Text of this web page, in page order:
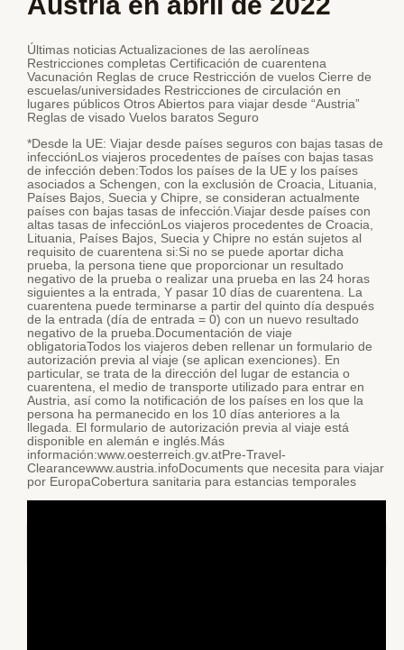
Últimas noticias Actualizaciones de las aerolíneas
Restricciones completas Certificación de cuarentena
Vacunación Reglas de cruce Restricción de vuelos Cierre de
escuelas/universidades Restricciones de circulación en
lugares públicos Otros Abiertos para viajar desde “Austria”
Reglas de visado Vuelos baratos Seguro
*Desde la UE: Viajar desde países seguros con bajas tasas de
infecciónLos viajeros procedentes de países con bajas tasas
de infección deben:Todos los países de la UE y los países
asociados a Schengen, con la exclusión de Croacia, Lituania,
Países Bajos, Suecia y Chipre, se consideran actualmente
países con bajas tasas de infección.Viajar desde países con
altas tasas de infecciónLos viajeros procedentes de Croacia,
Lituania, Países Bajos, Suecia y Chipre no están sujetos al
requisito de cuarentena si:Si no se puede aportar dicha
prueba, la persona tiene que proporcionar un resultado
negativo de la prueba o realizar una prueba en las 24 horas
siguientes a la entrada, Y pasar 10 días de cuarentena. La
cuarentena puede terminarse a partir del quinto día después
de la entrada (día de entrada = 0) con un nuevo resultado
negativo de la prueba.Documentación de viaje
obligatoriaTodos los viajeros deben rellenar un formulario de
autorización previa al viaje (se aplican exenciones). En
particular, se trata de la dirección del lugar de estancia o
cuarentena, el medio de transporte utilizado para entrar en
Austria, así como la notificación de los países en los que la
persona ha permanecido en los 10 días anteriores a la
llegada. El formulario de autorización previa al viaje está
disponible en alemán e inglés.Más
información:www.oesterreich.gv.atPre-Travel-
Clearancewww.austria.infoDocuments que necesita para viajar
por EuropaCobertura sanitaria para estancias temporales